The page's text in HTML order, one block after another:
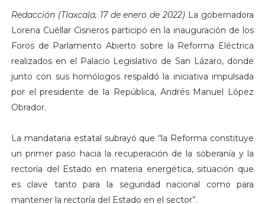
Redacción (Tlaxcala, 17 de enero de 2022) La gobernadora
Lorena Cuéllar Cisneros participó en la inauguración de los
Foros de Parlamento Abierto sobre la Reforma Eléctrica
realizados en el Palacio Legislativo de San Lázaro, donde
junto con sus homólogos respaldó la iniciativa impulsada
por el presidente de la República, Andrés Manuel López
Obrador.
La mandataria estatal subrayó que “la Reforma constituye
un primer paso hacia la recuperación de la soberanía y la
rectoría del Estado en materia energética, situación que
es clave tanto para la seguridad nacional como para
mantener la rectoría del Estado en el sector”.